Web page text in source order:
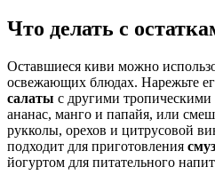
Что делать с
Оставшиеся киви можно
освежающих блюдах. Нарежьте
салаты с другими
ананас, манго и папайя, или
рукколы, орехов и цитрусовой
подходит для приготовления
йогуртом для питательного